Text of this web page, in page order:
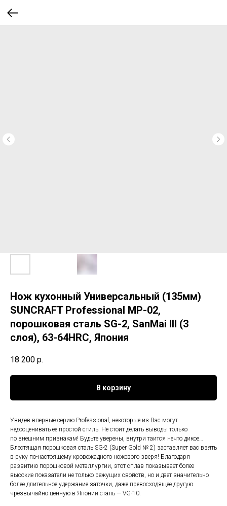
Нож кухонный Универсальный (135мм)
SUNCRAFT Professional MP-02,
порошковая сталь SG-2, SanMai III (3
слоя), 63-64HRC, Япония
18 200 р.
В корзину
Увидев впервые серию Professional, некоторые из Вас могут
недооценивать её простой стиль. Не стоит делать выводы только
по внешним признакам! Будьте уверены, внутри таится нечто дикое…
Блестящая порошковая сталь SG-2 (Super Gold № 2) заставляет вас взять
в руку по-настоящему кровожадного ножевого зверя! Благодаря
развитию порошковой металлургии, этот сплав показывает более
высокие показатели не только режущих свойств, но и дает значительно
более длительное удержание заточки, даже превосходящее другую
чрезвычайно ценную в Японии сталь — VG-10.